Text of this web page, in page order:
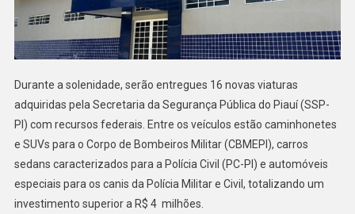
Durante a solenidade, serão entregues 16 novas viaturas
adquiridas pela Secretaria da Segurança Pública do Piauí (SSP-
PI) com recursos federais. Entre os veículos estão caminhonetes
e SUVs para o Corpo de Bombeiros Militar (CBMEPI), carros
sedans caracterizados para a Polícia Civil (PC-PI) e automóveis
especiais para os canis da Polícia Militar e Civil, totalizando um
investimento superior a R$ 4 milhões.